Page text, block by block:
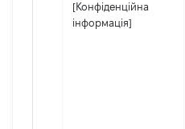
[Конфіденційна
інформація]